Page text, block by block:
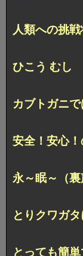
人類への挑
ひこう むし
カブトガニ
安全！安心
永～眠～（
とりクワガ
とっても簡